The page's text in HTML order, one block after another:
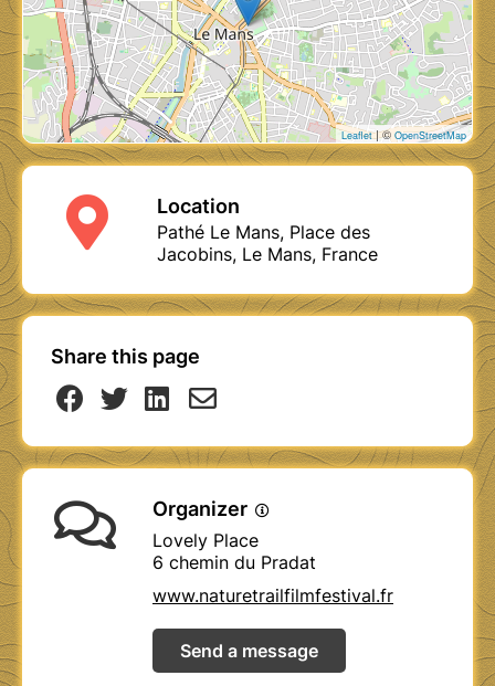
Leaflet| ©OpenStreetMap
Location
Pathé Le Mans, Place des
Jacobins, Le Mans, France
Share this page
Organizer
Lovely Place
6 chemin du Pradat
www.naturetrailfilmfestival.fr
Send a message